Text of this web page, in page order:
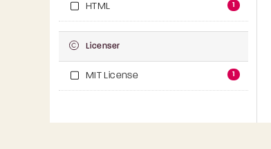
HTML 1
Licenser
MIT License 1